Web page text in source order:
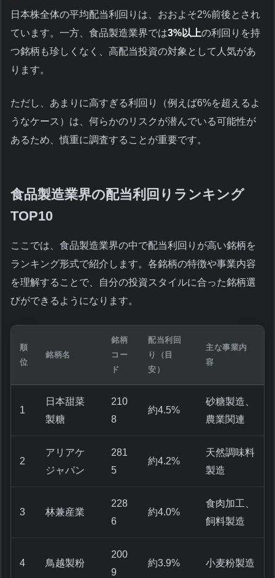
日本株全体の平均配当利回りは、おおよそ2%前後とされ
ています。一方、食品製造業界では3%以上の利回りを持
つ銘柄も珍しくなく、高配当投資の対象として人気があ
ります。
ただし、あまりに高すぎる利回り（例えば6%を超えるよ
うなケース）は、何らかのリスクが潜んでいる可能性が
あるため、慎重に調査することが重要です。
食品製造業界の配当利回りランキング
TOP10
ここでは、食品製造業界の中で配当利回りが高い銘柄を
ランキング形式で紹介します。各銘柄の特徴や事業内容
を理解することで、自分の投資スタイルに合った銘柄選
びができるようになります。
順
位
銘柄名
銘柄
コー
ド
配当利回
り（目
安）
主な事業内
容
1
日本甜菜
製糖
210
8
約4.5%
砂糖製造、
農業関連
2
アリアケ
ジャパン
281
5
約4.2%
天然調味料
製造
3 林兼産業
228
6
約4.0%
食肉加工、
飼料製造
4 鳥越製粉
200
9
約3.9% 小麦粉製造